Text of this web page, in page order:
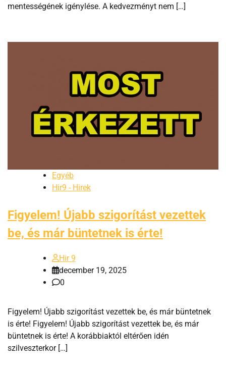
mentességének igénylése. A kedvezményt nem […]
Egyéb
Hir9 - Hirek
Figyelem! Újabb szigorítást vezettek
be, és már büntetnek is érte!
Hir 9
december 19, 2025
0
Figyelem! Újabb szigorítást vezettek be, és már büntetnek
is érte! Figyelem! Újabb szigorítást vezettek be, és már
büntetnek is érte! A korábbiaktól eltérően idén
szilveszterkor […]